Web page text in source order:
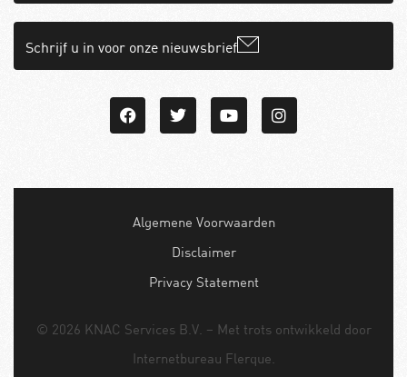
Schrijf u in voor onze nieuwsbrief
© 2026 KNAC Services B.V. – Met trots ontwikkeld door
Internetbureau Flerque
Algemene Voorwaarden
Disclaimer
Privacy Statement